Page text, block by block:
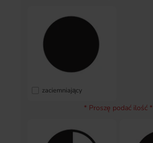
zaciemniający
* Proszę podać ilość *